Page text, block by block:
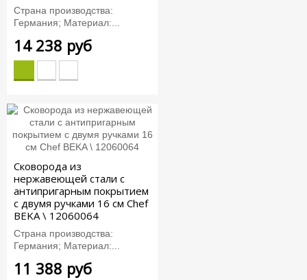
Страна производства:
Германия; Материал:...
14 238 руб
Сковорода из
нержавеющей стали с
антипригарным покрытием
с двумя ручками 16 см Chef
BEKA \ 12060064
Страна производства:
Германия; Материал:...
11 388 руб